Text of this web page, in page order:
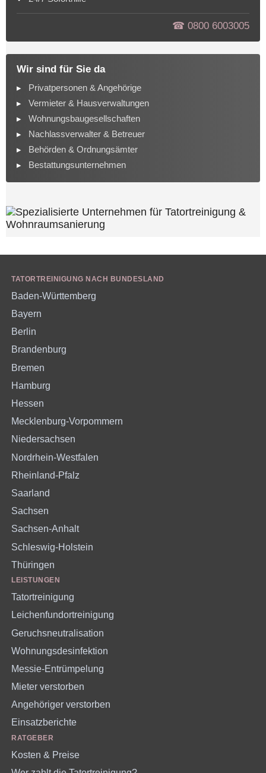
☎︎ 0800 6003005
Wir sind für Sie da
Privatpersonen & Angehörige
Vermieter & Hausverwaltungen
Wohnungsbaugesellschaften
Nachlassverwalter & Betreuer
Behörden & Ordnungsämter
Bestattungsunternehmen
TATORTREINIGUNG NACH BUNDESLAND
Baden-Württemberg
Bayern
Berlin
Brandenburg
Bremen
Hamburg
Hessen
Mecklenburg-Vorpommern
Niedersachsen
Nordrhein-Westfalen
Rheinland-Pfalz
Saarland
Sachsen
Sachsen-Anhalt
Schleswig-Holstein
Thüringen
LEISTUNGEN
Tatortreinigung
Leichenfundortreinigung
Geruchsneutralisation
Wohnungsdesinfektion
Messie-Entrümpelung
Mieter verstorben
Angehöriger verstorben
Einsatzberichte
RATGEBER
Kosten & Preise